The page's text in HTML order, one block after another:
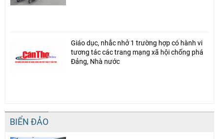
Giáo dục, nhắc nhở 1 trường hợp có hành vi
tương tác các trang mạng xã hội chống phá
Đảng, Nhà nước
BIỂN ĐẢO